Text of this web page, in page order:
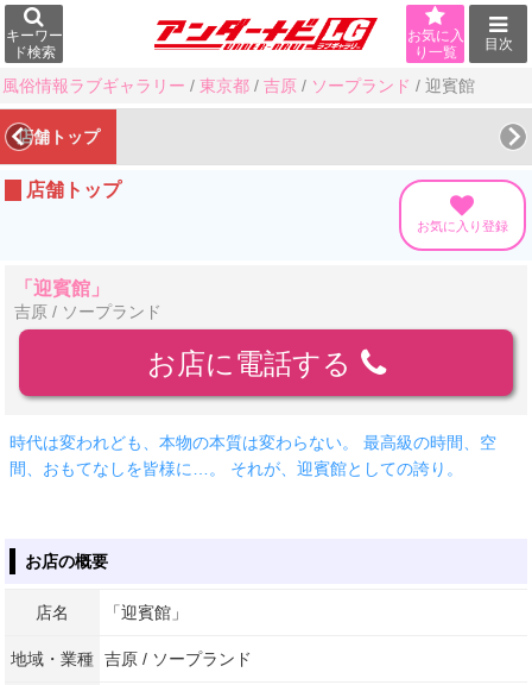
キーワー
ド検索
目次
お気に入
り一覧
風俗情報ラブギャラリー / 東京都 / 吉原 / ソープランド / 迎賓館
店舗トップ
お気に入り登録
店舗トップ
「迎賓館」
吉原 / ソープランド
お店に電話する
時代は変われども、本物の本質は変わらない。 最高級の時間、空
間、おもてなしを皆様に…。 それが、迎賓館としての誇り。
お店の概要
店名 「迎賓館」
地域・業種 吉原 / ソープランド